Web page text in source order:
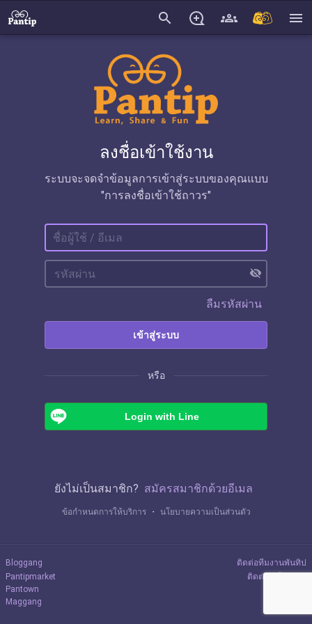
search menu
ลงชื่อเข้าใช้งาน
ระบบจะจดจำข้อมูลการเข้าสู่ระบบของคุณแบบ
"การลงชื่อเข้าใช้ถาวร"
visibility_off
ลืมรหัสผ่าน
เข้าสู่ระบบ
หรือ
Login with Line
ยังไม่เป็นสมาชิก? สมัครสมาชิกด้วยอีเมล
ข้อกำหนดการให้บริการ ・ นโยบายความเป็นส่วนตัว
Bloggang
Pantipmarket
Pantown
Maggang
ติดต่อทีมงานพันทิป
ติดต่อลงโฆษณา